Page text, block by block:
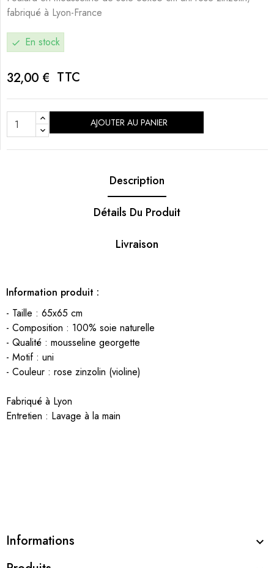
fabriqué à Lyon-France
check En stock
32,00 € TTC
AJOUTER AU PANIER
Description
Détails Du Produit
Livraison
Information produit :
- Taille : 65x65 cm
- Composition : 100% soie naturelle
- Qualité : mousseline georgette
- Motif : uni
- Couleur : rose zinzolin (violine)
Fabriqué à Lyon
Entretien : Lavage à la main
Informations 